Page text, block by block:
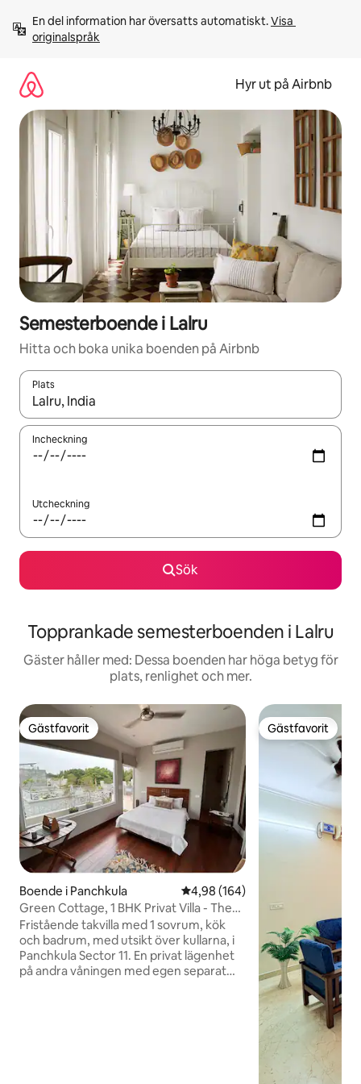
innehåll
En del information har översatts automatiskt. Visa
originalspråk
Hyr ut på Airbnb
Semesterboende i Lalru
Hitta och boka unika boenden på Airbnb
Plats
När resultaten är tillgängliga kan du navigera med upp- och
Incheckning
Utcheckning
Sök
Topprankade semesterboenden i Lalru
Gäster håller med: Dessa boenden har höga betyg för
plats, renlighet och mer.
Gästfavorit
Gästfavorit
Boende i Panchkula 4,98 av 5 i genomsnittligt
4,98 (164)
Green Cottage, 1 BHK Privat Villa - The
Oriental
Fristående takvilla med 1 sovrum, kök
och badrum, med utsikt över kullarna, i
Panchkula Sector 11. En privat lägenhet
på andra våningen med egen separat
Gästfavorit
Gästfavorit